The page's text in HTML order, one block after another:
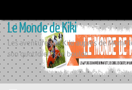
contenu
Le Monde de Kiki
Les aventures de Kiki auprès de
son quotidien, son boulot